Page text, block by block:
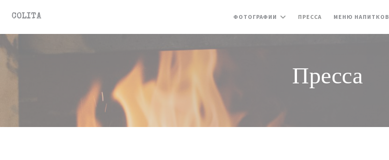
COLITA ФОТОГРАФИИ ПРЕССА МЕНЮ НАПИТКОВ
Пресса